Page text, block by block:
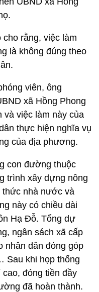
rằng, việc làm
là không đúng theo
viên, ông
xã Hồng Phong
và việc làm này của
thực hiện nghĩa vụ
của địa phương.
con đường thuộc
trình xây dựng nông
thức nhà nước và
này có chiều dài
Hạ Đỗ. Tổng dự
ngân sách xã cấp
nhân dân đóng góp
Sau khi họp thống
đóng tiền đầy
đã hoàn thành.